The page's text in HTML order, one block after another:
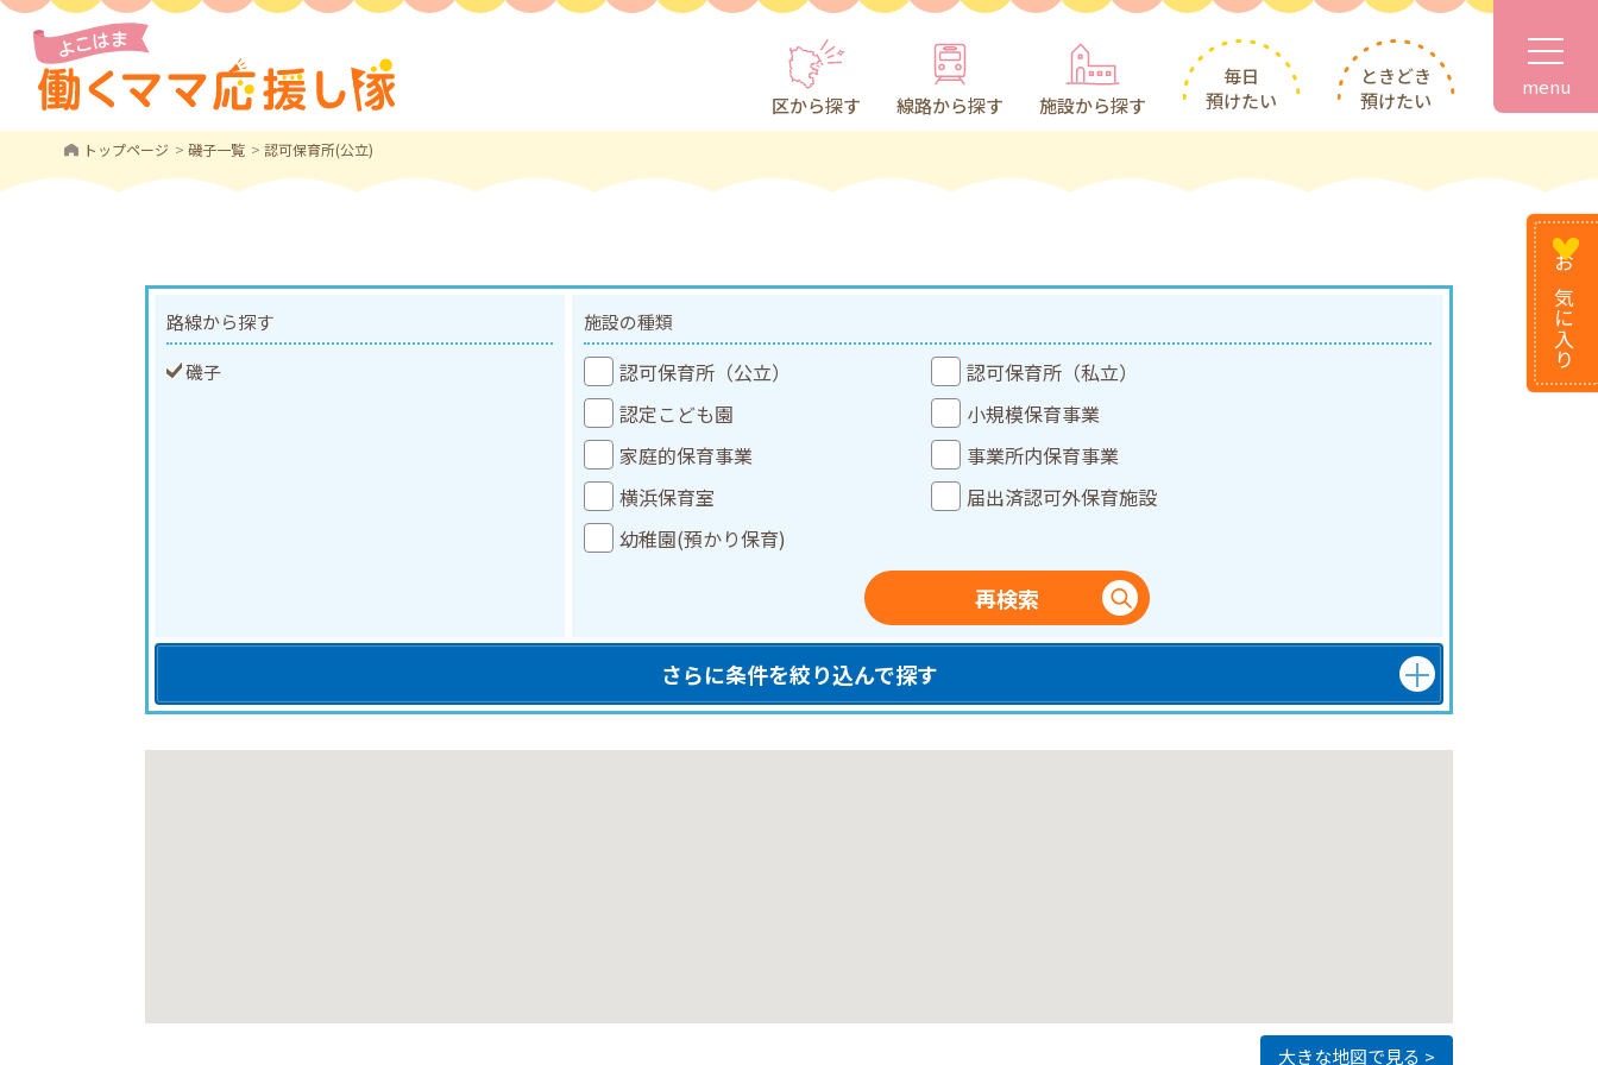
区から探す 線路から探す 施設から探す
毎日
預けたい
ときどき
預けたい
menu
お気に
入り
トップページ 磯子一覧 認可保育所(公立)
路線から探す
磯子
施設の種類
認可保育所（公立）
認可保育所（私立）
認定こども園
小規模保育事業
家庭的保育事業
事業所内保育事業
横浜保育室
届出済認可外保育施設
幼稚園(預かり保育)
再検索
さらに条件を絞り込んで探す
大きな地図で見る